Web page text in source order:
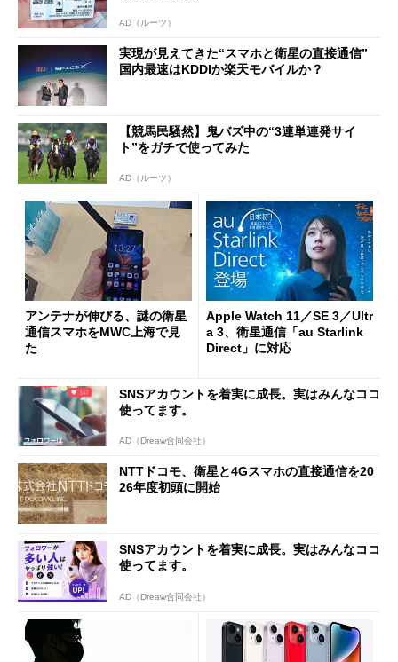
AD（ルーツ）
実現が見えてきた“スマホと衛星の直接通信”
国内最速はKDDIか楽天モバイルか？
【競馬民騒然】鬼バズ中の“3連単連発サイ
ト”をガチで使ってみた
AD（ルーツ）
アンテナが伸びる、謎の衛星
通信スマホをMWC上海で見
た
Apple Watch 11／SE 3／Ultr
a 3、衛星通信「au Starlink
Direct」に対応
SNSアカウントを着実に成長。実はみんなココ
使ってます。
AD（Dreaw合同会社）
NTTドコモ、衛星と4Gスマホの直接通信を20
26年度初頭に開始
SNSアカウントを着実に成長。実はみんなココ
使ってます。
AD（Dreaw合同会社）